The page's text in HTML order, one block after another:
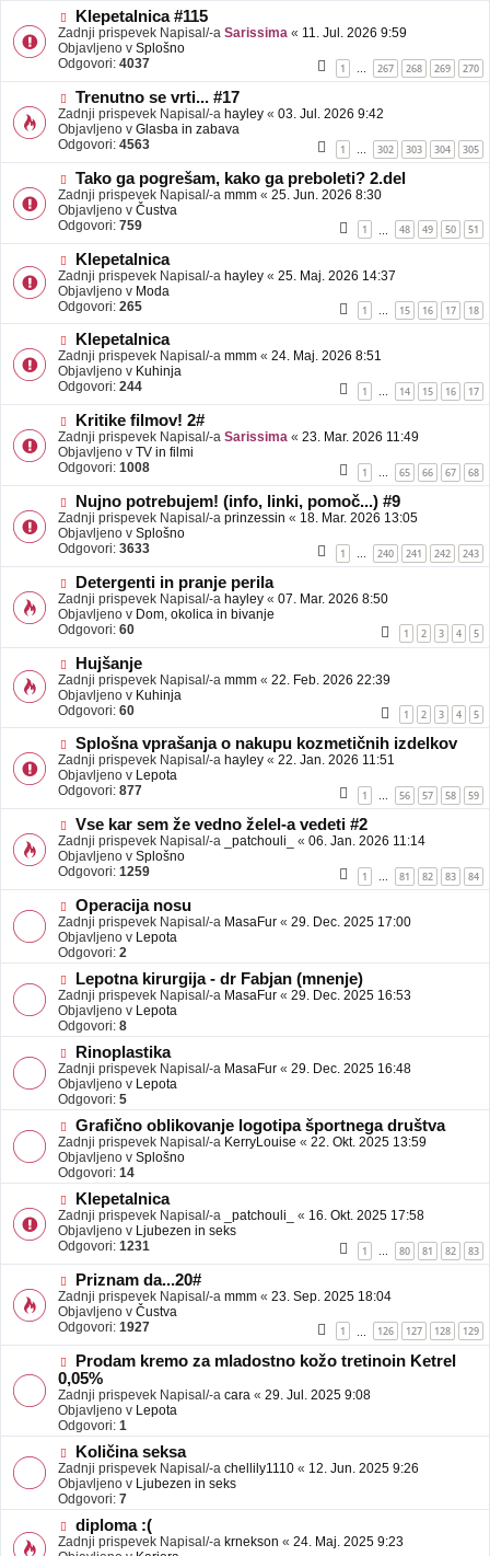
b
a
v
e
N
o
v
e
b
a
v
e
Klepetalnica #115
Zadnji prispevek Napisal/-a Sarissima « 11. Jul. 2026 9:59
Objavljeno v Splošno
Odgovori: 4037 1 … 267 268 269 270
N
o
v
e
b
a
v
e
Trenutno se vrti... #17
Zadnji prispevek Napisal/-a hayley « 03. Jul. 2026 9:42
Objavljeno v Glasba in zabava
Odgovori: 4563 1 302 303 304 305
N
o
v
e
o
b
a
v
e
Tako ga pogrešam, kako ga preboleti? 2.del
Zadnji prispevek Napisal/-a mmm « 25. Jun. 2026 8:30
Objavljeno v Čustva
Odgovori: 759 1 48 49 50 51
N
o
v
e
o
b
a
v
e
Klepetalnica
Zadnji prispevek Napisal/-a hayley « 25. Maj. 2026 14:37
Objavljeno v Moda
Odgovori: 265 1 … 15 16 17 18
N
o
v
e
b
a
v
e
Klepetalnica
Zadnji prispevek Napisal/-a mmm « 24. Maj. 2026 8:51
Objavljeno v Kuhinja
Odgovori: 244 1 … 14 15 16 17
N
o
v
e
b
a
v
e
Kritike filmov! 2#
Zadnji prispevek Napisal/-a Sarissima « 23. Mar. 2026 11:49
Objavljeno v TV in filmi
Odgovori: 1008 1 … 65 66 67 68
N
o
v
e
b
a
v
e
Nujno potrebujem! (info, linki, pomoč...) #9
Zadnji prispevek Napisal/-a prinzessin « 18. Mar. 2026 13:05
Objavljeno v Splošno
Odgovori: 3633 1 240 241 242 243
N
o
v
e
o
b
a
v
e
Detergenti in pranje perila
Zadnji prispevek Napisal/-a hayley « 07. Mar. 2026 8:50
Objavljeno v Dom, okolica in bivanje
Odgovori: 60 1 2 3 4 5
N
o
v
e
o
b
a
v
e
Hujšanje
Zadnji prispevek Napisal/-a mmm « 22. Feb. 2026 22:39
Objavljeno v Kuhinja
Odgovori: 60 1 2 3 4 5
N
o
v
e
b
a
v
e
Splošna vprašanja o nakupu kozmetičnih izdelkov
Zadnji prispevek Napisal/-a hayley « 22. Jan. 2026 11:51
Objavljeno v Lepota
Odgovori: 877 1 … 56 57 58 59
N
o
v
e
b
a
v
e
Vse kar sem že vedno želel-a vedeti #2
Zadnji prispevek Napisal/-a _patchouli_ « 06. Jan. 2026 11:14
Objavljeno v Splošno
Odgovori: 1259 1 81 82 83 84
N
o
v
e
o
j
a
v
e
Operacija nosu
Zadnji prispevek Napisal/-a MasaFur « 29. Dec. 2025 17:00
Objavljeno v Lepota
Odgovori: 2
N
o
v
e
o
j
a
v
e
Lepotna kirurgija - dr Fabjan (mnenje)
Zadnji prispevek Napisal/-a MasaFur « 29. Dec. 2025 16:53
Objavljeno v Lepota
Odgovori: 8
N
o
v
e
o
b
j
a
v
e
Rinoplastika
Zadnji prispevek Napisal/-a MasaFur « 29. Dec. 2025 16:48
Objavljeno v Lepota
Odgovori: 5
N
o
v
e
o
j
a
v
e
Grafično oblikovanje logotipa športnega društva
Zadnji prispevek Napisal/-a KerryLouise « 22. Okt. 2025 13:59
Objavljeno v Splošno
Odgovori: 14
N
o
v
e
b
a
v
e
Klepetalnica
Zadnji prispevek Napisal/-a _patchouli_ « 16. Okt. 2025 17:58
Objavljeno v Ljubezen in seks
Odgovori: 1231 1 80 81 82 83
N
o
v
e
o
b
j
a
v
e
Priznam da...20#
Zadnji prispevek Napisal/-a mmm « 23. Sep. 2025 18:04
Objavljeno v Čustva
Odgovori: 1927 1 126 127 128 129
N
o
v
e
o
b
a
v
e
Prodam kremo za mladostno kožo tretinoin Ketrel
0,05%
Zadnji prispevek Napisal/-a cara « 29. Jul. 2025 9:08
Objavljeno v Lepota
Odgovori: 1
N
o
v
e
o
b
j
Količina seksa
Zadnji prispevek Napisal/-a chellily1110 « 12. Jun. 2025 9:26
Objavljeno v Ljubezen in seks
Odgovori: 7
N
o
diploma :(
Zadnji prispevek Napisal/-a krnekson « 24. Maj. 2025 9:23